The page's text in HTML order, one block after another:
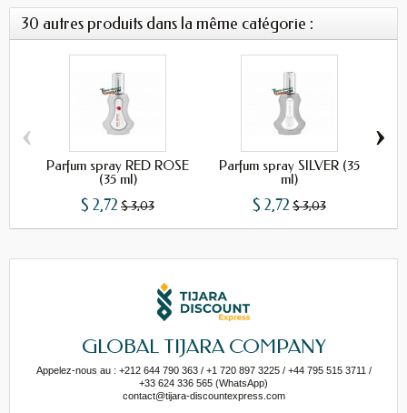
30 autres produits dans la même catégorie :
Parfum spray RED ROSE
(35 ml)
$ 2,72 $ 3,03
Parfum spray SILVER (35
ml)
$ 2,72 $ 3,03
‹ ›
GLOBAL TIJARA COMPANY
Appelez-nous au : +212 644 790 363 / +1 720 897 3225 / +44 795 515 3711 /
+33 624 336 565 (WhatsApp)
contact@tijara-discountexpress.com